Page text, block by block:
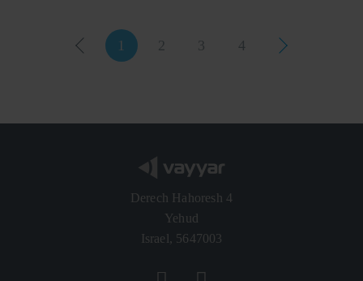
1 2 3 4
Derech Hahoresh 4
Yehud
Israel, 5647003